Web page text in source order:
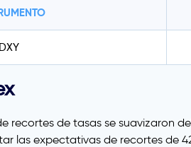
DXY
recortes de tasas se suavizaron
las expectativas de recortes de